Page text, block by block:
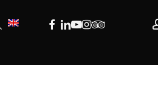
Facebook
Linkedin
Youtube
Instagram
Tripadvisor